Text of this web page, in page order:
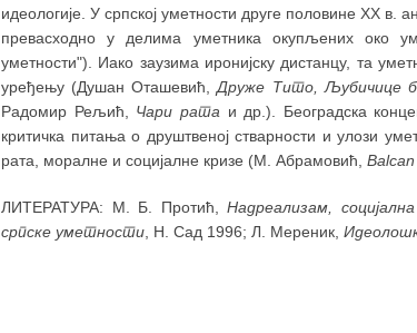
идеологије. У српској уметности друге половине XX в.
превасходно у делима уметника окупљених око
уметности"). Иако заузима иронијску дистанцу, та
уређењу (Душан Оташевић,Друже Тито, Љубичице
Радомир Рељић, Чари ратаи др.). Београдска
критичка питања о друштвеној стварности и улози
рата, моралне и социјалне кризе (М. Абрамовић,
ЛИТЕРАТУРА: М. Б. Протић,Надреализам,
српске уметности , Н. Сад 1996; Л. Мереник,